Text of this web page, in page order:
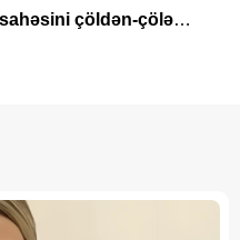
sahəsini çöldən-çölə
–